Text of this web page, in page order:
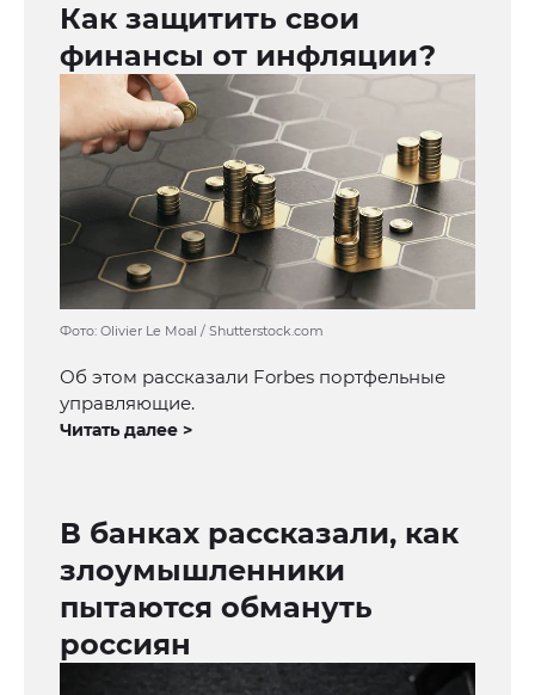
Как защитить свои
финансы от инфляции?
Фото: Olivier Le Moal / Shutterstock.com
Об этом рассказали Forbes портфельные
управляющие.
Читать далее >
В банках рассказали, как
злоумышленники
пытаются обмануть
россиян